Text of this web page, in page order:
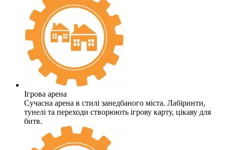
Ігрова арена
Сучасна арена в стилі занедбаного міста. Лабіринти,
тунелі та переходи створюють ігрову карту, цікаву для
битв.